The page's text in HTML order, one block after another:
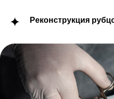
Реконструкция